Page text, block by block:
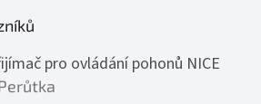
pro ovládání pohonů NICE
produktu je 1 z 5 hvězdiček.